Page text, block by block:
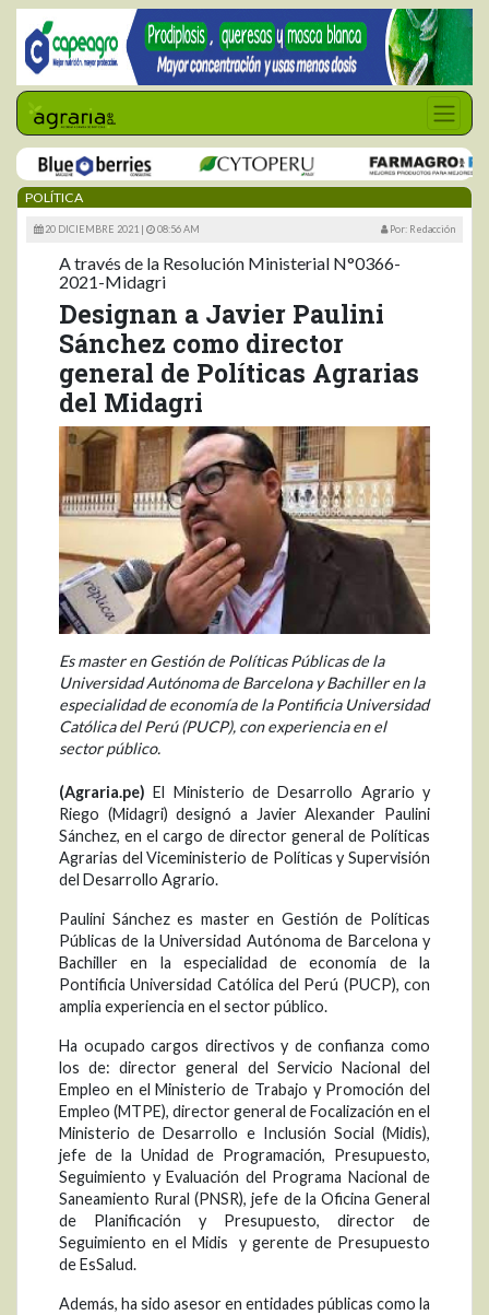
POLÍTICA
20 DICIEMBRE 2021 | 08:56 AM Por: Redacción
A través de la Resolución Ministerial N°0366-
2021-Midagri
Designan a Javier Paulini
Sánchez como director
general de Políticas Agrarias
del Midagri
Es master en Gestión de Políticas Públicas de la
Universidad Autónoma de Barcelona y Bachiller en la
especialidad de economía de la Pontificia Universidad
Católica del Perú (PUCP), con experiencia en el
sector público.
(Agraria.pe) El Ministerio de Desarrollo Agrario y
Riego (Midagri) designó a Javier Alexander Paulini
Sánchez, en el cargo de director general de Políticas
Agrarias del Viceministerio de Políticas y Supervisión
del Desarrollo Agrario.
Paulini Sánchez es master en Gestión de Políticas
Públicas de la Universidad Autónoma de Barcelona y
Bachiller en la especialidad de economía de la
Pontificia Universidad Católica del Perú (PUCP), con
amplia experiencia en el sector público.
Ha ocupado cargos directivos y de confianza como
los de: director general del Servicio Nacional del
Empleo en el Ministerio de Trabajo y Promoción del
Empleo (MTPE), director general de Focalización en el
Ministerio de Desarrollo e Inclusión Social (Midis),
jefe de la Unidad de Programación, Presupuesto,
Seguimiento y Evaluación del Programa Nacional de
Saneamiento Rural (PNSR), jefe de la Oficina General
de Planificación y Presupuesto, director de
Seguimiento en el Midis y gerente de Presupuesto
de EsSalud.
Además, ha sido asesor en entidades públicas como la